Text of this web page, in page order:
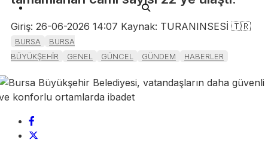
Giriş: 26-06-2026 14:07 Kaynak: TURANINSESİ 🇹🇷
BURSA
BURSA
BÜYÜKŞEHİR
GENEL GÜNCEL GÜNDEM HABERLER